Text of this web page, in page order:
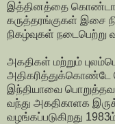
இத்தினத்தை
கருத்தரங்குகள் இசை
நிகழ்வுகள் நடைபெற்று
அகதிகள் மற்றும்
அதிகரித்துக்கொண்டே
இந்தியாவை
வந்து அகதிகாளக
வழங்கப்படுகிறது